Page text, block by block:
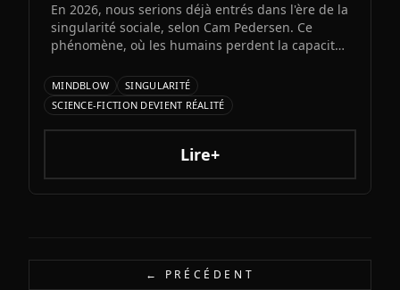
En 2026, nous serions déjà entrés dans l'ère de la
singularité sociale, selon Cam Pedersen. Ce
phénomène, où les humains perdent la capacité
artificielles, précéderait la singularité
technologique attendue pour 2034.
MINDBLOW
SINGULARITÉ
SCIENCE-FICTION DEVIENT RÉALITÉ
Lire+
← PRÉCÉDENT